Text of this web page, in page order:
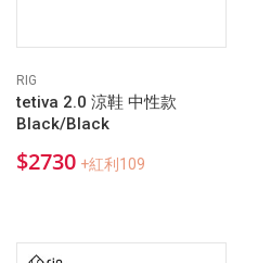
RIG
tetiva 2.0 涼鞋 中性款
Black/Black
$2730 +紅利109